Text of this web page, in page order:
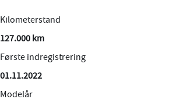
Grøn ejerafgift: 460 kr. halvårligt
Påhængsvægt: 1.000Kg - Svingbart Træk –
Highlights:
🔋 Adaptiv Fartpilot m. Stop & Go
🔋 Interiørpakke Style Grey
Kilometerstand
127.000 km
Første indregistrering
01.11.2022
Modelår
0-100 km/t
10,40 sek.
Tophastighed
160 km/t
Maksimal effekt
Batteristørrelse
82,00 kWh
Rækkevidde (WLTP)
531,00 km
CO2 Udledning
Køreklar vægt
2068 kg
Totalvægt
2660 kg
Antal sæder
Brændstofforbrug (NEDC)
50,41 km/l
Grøn ejerafgift (årlig)
920
Leveringsomkostninger (inkl.)